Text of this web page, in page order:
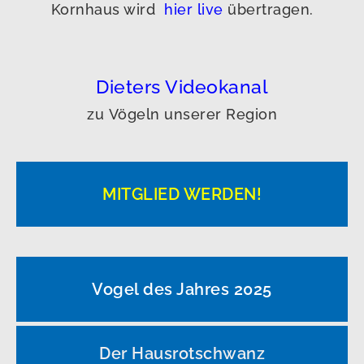
Kornhaus wird hier live übertragen.
Dieters Videokanal
zu Vögeln unserer Region
MITGLIED WERDEN!
Vogel des Jahres 2025
Der Hausrotschwanz